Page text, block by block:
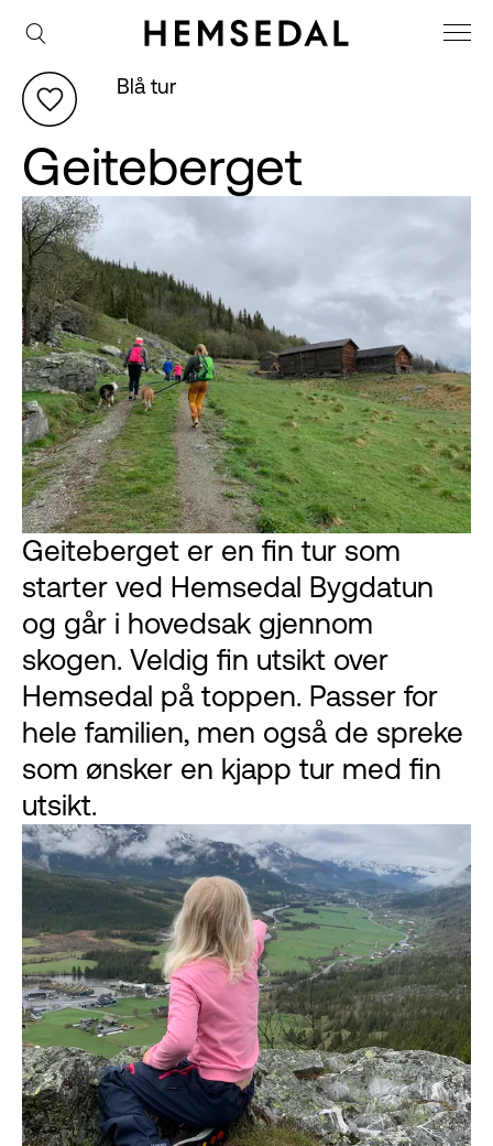
Blå tur
Geiteberget
Geiteberget er en fin tur som
starter ved Hemsedal Bygdatun
og går i hovedsak gjennom
skogen. Veldig fin utsikt over
Hemsedal på toppen. Passer for
hele familien, men også de spreke
som ønsker en kjapp tur med fin
utsikt.